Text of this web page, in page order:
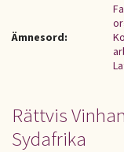
Ämnesord:
Rättvis
Sydafrika